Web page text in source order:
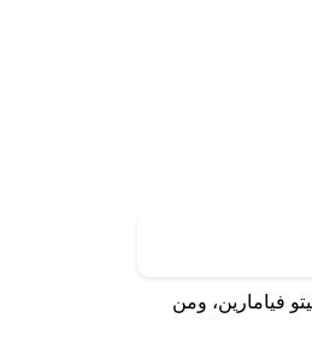
السبت الموافق 1 مارس 2025، على أرضية ملعب بينيتو فيامارين، ومن